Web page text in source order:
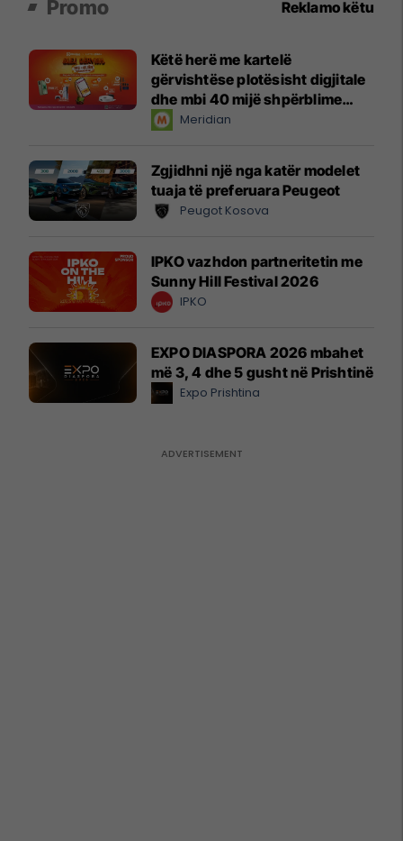
Promo Reklamo këtu
Këtë herë me kartelë
gërvishtëse plotësisht digjitale
dhe mbi 40 mijë shpërblime
instant!Meridian
Zgjidhni një nga katër modelet
tuaja të preferuara Peugeot
Peugot Kosova
IPKO vazhdon partneritetin me
Sunny Hill Festival 2026
IPKO
EXPO DIASPORA 2026 mbahet
më 3, 4 dhe 5 gusht në Prishtinë
Expo Prishtina